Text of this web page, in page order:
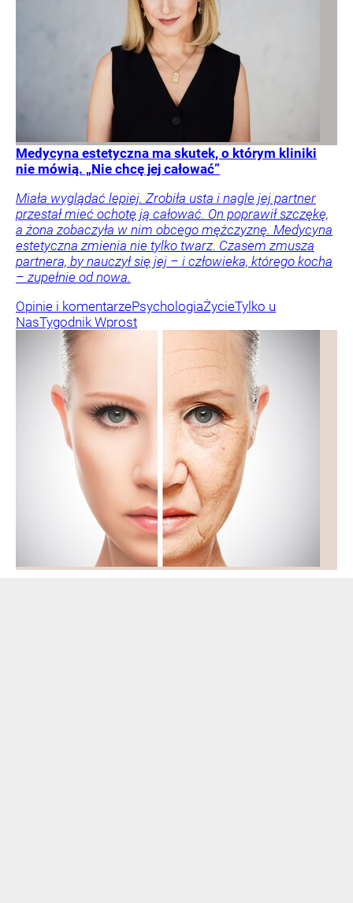
Medycyna estetyczna ma skutek, o którym kliniki
nie mówią. „Nie chcę jej całować”
Miała wyglądać lepiej. Zrobiła usta i nagle jej partner
przestał mieć ochotę ją całować. On poprawił szczękę,
a żona zobaczyła w nim obcego mężczyznę. Medycyna
estetyczna zmienia nie tylko twarz. Czasem zmusza
partnera, by nauczył się jej – i człowieka, którego kocha
– zupełnie od nowa.
Opinie i komentarzePsychologiaŻycieTylko u
NasTygodnik Wprost